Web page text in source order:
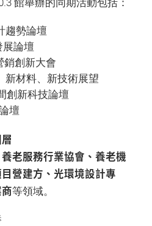
館舉辦的同期活動包括：
趨勢論壇
展論壇
銷創新大會
新材料、新技術展望
創新科技論壇
壇
老服務行業協會、養老機
營建方、光環境設計專
等領域。